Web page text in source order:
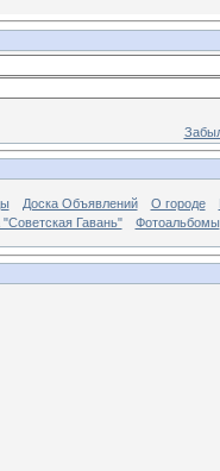
Доска Объявлений О городе
"Советская Гавань" Фотоальбомы